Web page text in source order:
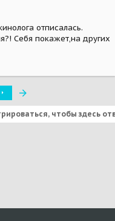
отписалась.
Себя покажет,на других
чтобы здесь
почта